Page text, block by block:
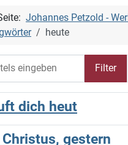
Johannes Petzold -
heute
Filter
dich heut
gestern